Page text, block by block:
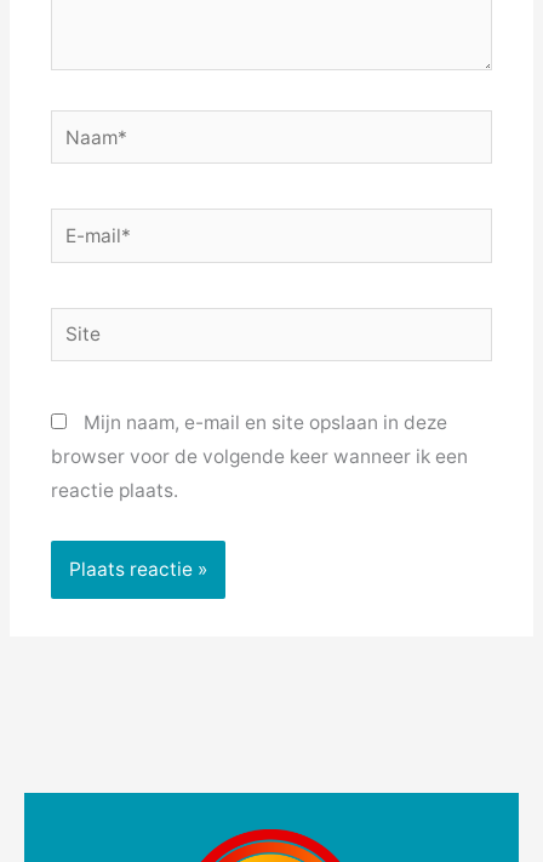
Naam*
E-
mail*
Site
Mijn naam, e-mail en site opslaan in deze
browser voor de volgende keer wanneer ik een
reactie plaats.